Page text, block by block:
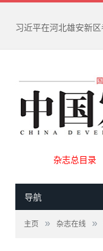
杂志总目录
导航
主页 » 杂志在线 »